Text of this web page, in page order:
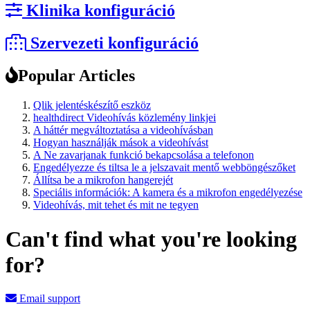
Klinika konfiguráció
Szervezeti konfiguráció
Popular Articles
Qlik jelentéskészítő eszköz
healthdirect Videohívás közlemény linkjei
A háttér megváltoztatása a videohívásban
Hogyan használják mások a videohívást
A Ne zavarjanak funkció bekapcsolása a telefonon
Engedélyezze és tiltsa le a jelszavait mentő webböngészőket
Állítsa be a mikrofon hangerejét
Speciális információk: A kamera és a mikrofon engedélyezése
Videohívás, mit tehet és mit ne tegyen
Can't find what you're looking
for?
Email support